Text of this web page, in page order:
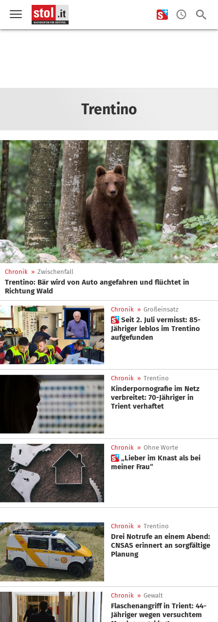
Trentino
Chronik » Zwischenfall
Trentino: Bär wird von Auto angefahren und flüchtet in
Richtung Wald
Chronik » Großeinsatz
 Seit 2. Juli vermisst: 85-
Jähriger leblos im Trentino
aufgefunden
Chronik » Trentino
Kinderpornografie im Netz
verbreitet: 70-Jähriger in
Trient verhaftet
Chronik » Ohne Worte
 „Lieber im Knast als bei
meiner Frau“
Chronik » Trentino
Drei Notrufe an einem Abend:
CNSAS erinnert an sorgfältige
Planung
Chronik » Gewalt
Flaschenangriff in Trient: 44-
Jähriger wegen versuchtem